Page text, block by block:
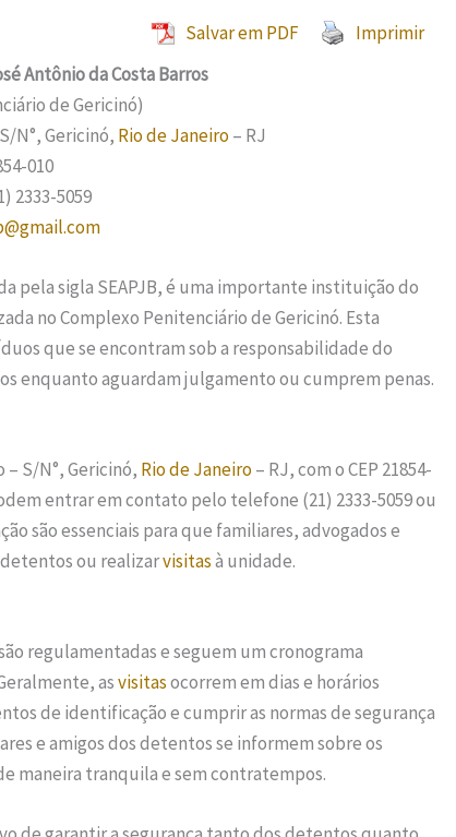
Salvar em PDF
Imprimir
Antônio da Costa Barros
de Gericinó)
N°, Gericinó, Rio de Janeiro– RJ
010
2333-5059
pela sigla SEAPJB, é uma importante instituição do
no Complexo Penitenciário de Gericinó. Esta
que se encontram sob a responsabilidade do
enquanto aguardam julgamento ou cumprem penas.
– S/N°, Gericinó, Rio de Janeiro– RJ, com o CEP 21854-
entrar em contato pelo telefone (21) 2333-5059 ou
são essenciais para que familiares, advogados e
ou realizarvisitasà unidade.
regulamentadas e seguem um cronograma
asvisitasocorrem em dias e horários
de identificação e cumprir as normas de segurança
e amigos dos detentos se informem sobre os
maneira tranquila e sem contratempos.